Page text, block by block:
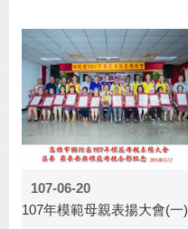
107-06-20
107年模範母親表揚大會(一)